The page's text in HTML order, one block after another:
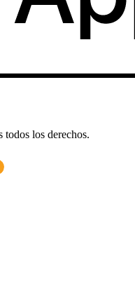
los derechos.